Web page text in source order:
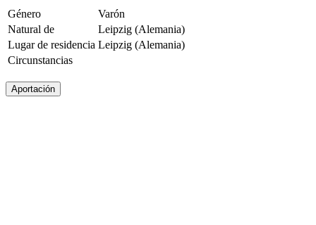
Género
Varón
Natural de
Leipzig (Alemania)
Lugar de residencia Leipzig (Alemania)
Circunstancias